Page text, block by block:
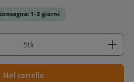
1–3 giorni
inserisci la quantità
Stk
Nel carrello